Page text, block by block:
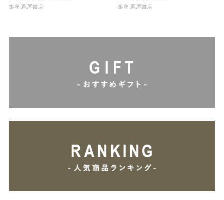
銀座 蔦屋書店 銀座 蔦屋書店